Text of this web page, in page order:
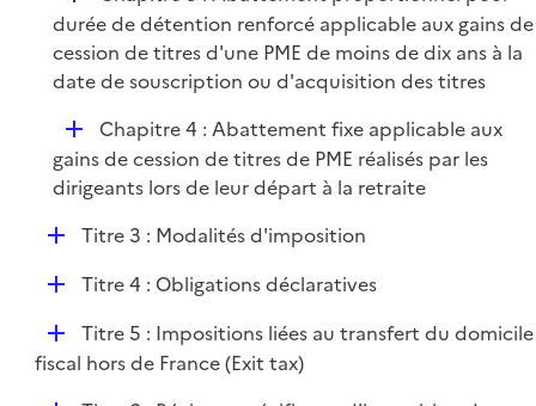
r
é
p
l
r
durée de détention renforcé applicable aux gains de
cession de titres d'une PME de moins de dix ans à la
date de souscription ou d'acquisition des titres
D
é
p
i
e
r
Chapitre 4 : Abattement fixe applicable aux
gains de cession de titres de PME réalisés par les
dirigeants lors de leur départ à la retraite
D
e
Titre 3 : Modalités d'imposition
D
l
Titre 4 : Obligations déclaratives
D
é
Titre 5 : Impositions liées au transfert du domicile
fiscal hors de France (Exit tax)